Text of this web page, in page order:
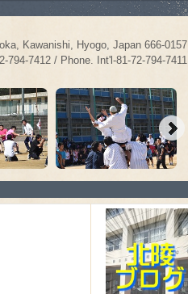
Kawanishi, Hyogo, Japan 666-0157
7412 / Phone. Int'l-81-72-794-7411